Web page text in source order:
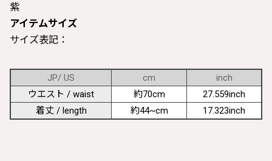
紫
アイテムサイズ
サイズ表記：
JP/ US cm
inch
ウエスト / waist
約70cm
27.559inch
着丈 / length
約44~cm 17.323inch